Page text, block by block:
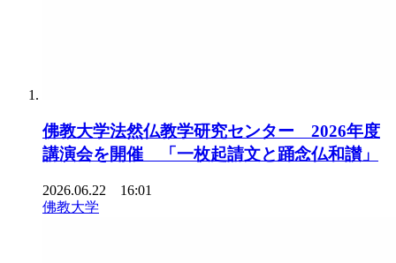
佛教大学法然仏教学研究センター 2026年度
講演会を開催 「一枚起請文と踊念仏和讃」
2026.06.22 16:01
佛教大学